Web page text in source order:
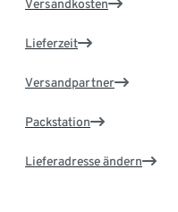
Versandkosten
Lieferzeit
Versandpartner
Packstation
Lieferadresse ändern